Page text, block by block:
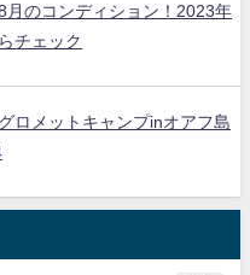
月のコンディション！2023年
チェック
ロメットキャンプinオアフ島